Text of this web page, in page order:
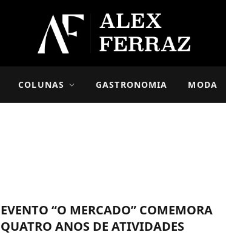
COLUNAS GASTRONOMIA MODA
EVENTO “O MERCADO” COMEMORA
QUATRO ANOS DE ATIVIDADES